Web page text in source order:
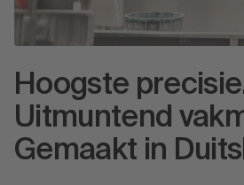
Hoogste
Uitmuntend
Gemaakt in